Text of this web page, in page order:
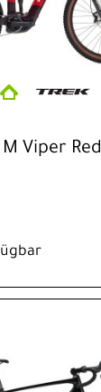
Viper Red